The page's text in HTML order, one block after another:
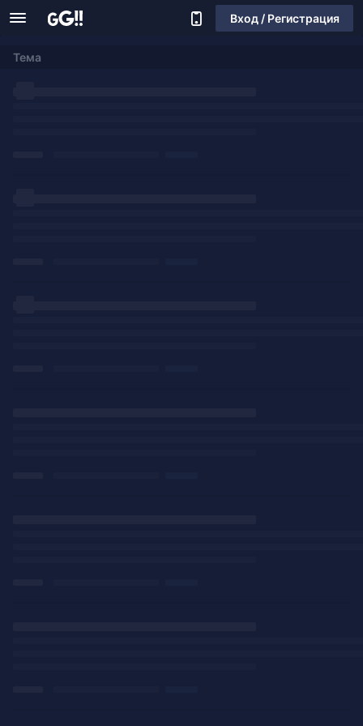
Вход / Регистрация
Тема